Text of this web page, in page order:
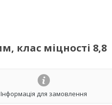
клас міцності 8,8
Інформація для замовлення